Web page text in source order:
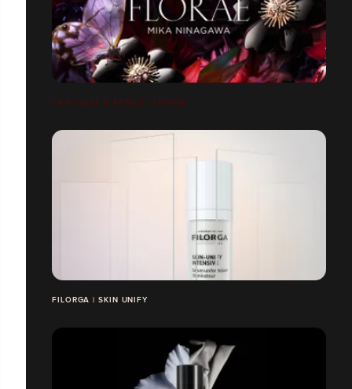
VAN CLEEF & ARPELS | FLORAE
FILORGA | SKIN UNIFY